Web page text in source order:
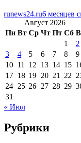
runews24.ru6 месяцев
Август 2026
Пн Вт Ср Чт Пт Сб
1
2
3
4 5 6 7 8
9
10 11 12 13 14 15
17 18 19 20 21 22
24 25 26 27 28 29
31
« Июл
Рубрики